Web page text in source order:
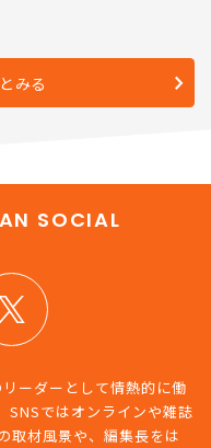
みる
SOCIAL
ーダーとして情熱的に働
SNSではオンラインや雑誌
取材風景や、編集長をは